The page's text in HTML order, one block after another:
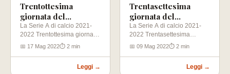
Trentottesima
giornata del
Campionato di Calcio
di Serie A
La Serie A di calcio 2021-
2022 Trentottesima giornata
(22-05-2022) Torino – Roma
Genoa –…
📅 17 Mag 2022⏱ 2 min
Leggi →
Trentasettesima
giornata del
Campionato di Calcio
di Serie A 2021-2022
La Serie A di calcio 2021-
2022 Trentasettesima
giornata (15-05-2022)
Bologna – Sassuolo Napoli
📅 09 Mag 2022⏱ 2 min
Leggi →